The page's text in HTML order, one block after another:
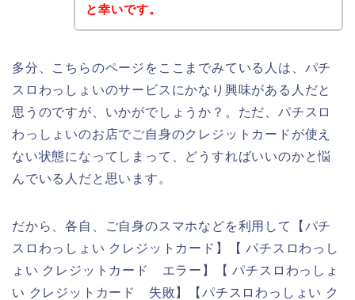
と幸いです。
多分、こちらのページをここまでみている人は、パチ
スロわっしょいのサービスにかなり興味がある人だと
思うのですが、いかがでしょうか？。ただ、パチスロ
わっしょいのお店でご自身のクレジットカードが使え
ない状態になってしまって、どうすればいいのかと悩
んでいる人だと思います。
だから、各自、ご自身のスマホなどを利用して【パチ
スロわっしょい クレジットカード】【 パチスロわっし
ょい クレジットカード エラー】【 パチスロわっしょ
い クレジットカード 失敗】【パチスロわっしょい ク